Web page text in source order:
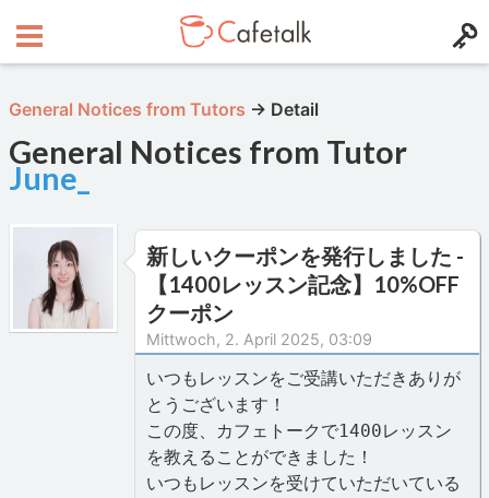
General Notices from Tutors → Detail
General Notices from Tutor
June_
新しいクーポンを発行しました -
【1400レッスン記念】10%OFF
クーポン
Mittwoch, 2. April 2025, 03:09
いつもレッスンをご受講いただきありが
とうございます！
この度、カフェトークで1400レッスン
を教えることができました！
いつもレッスンを受けていただいている